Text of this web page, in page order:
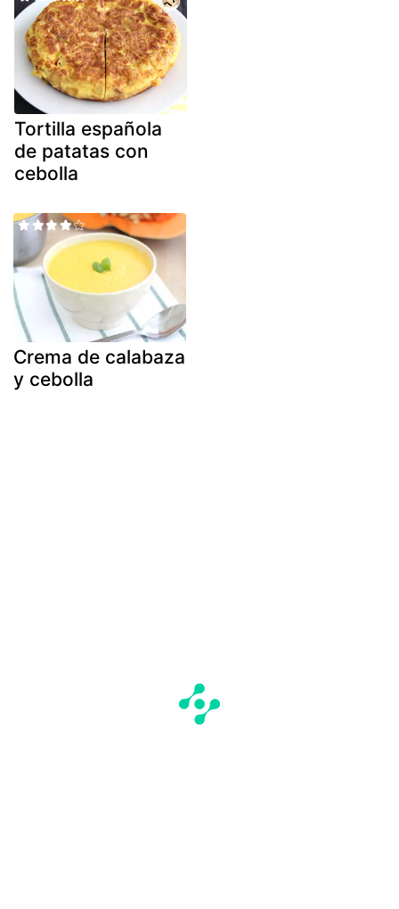
Tortilla española
de patatas con
cebolla
Crema de calabaza
y cebolla